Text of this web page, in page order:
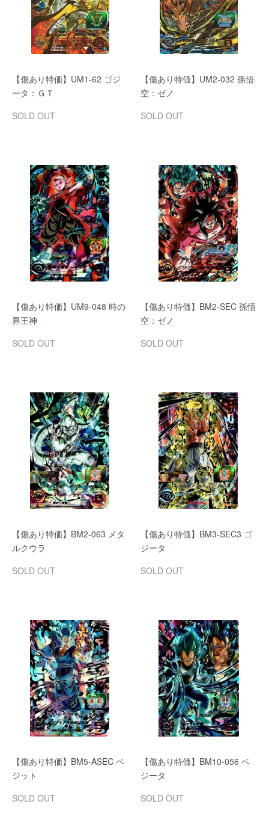
【傷あり特価】UM1-62 ゴジ
ータ：ＧＴ
SOLD OUT
【傷あり特価】UM2-032 孫悟
空：ゼノ
SOLD OUT
【傷あり特価】UM9-048 時の
界王神
SOLD OUT
【傷あり特価】BM2-SEC 孫悟
空：ゼノ
SOLD OUT
【傷あり特価】BM2-063 メタ
ルクウラ
SOLD OUT
【傷あり特価】BM3-SEC3 ゴ
ジータ
SOLD OUT
【傷あり特価】BM5-ASEC ベ
ジット
SOLD OUT
【傷あり特価】BM10-056 ベ
ジータ
SOLD OUT